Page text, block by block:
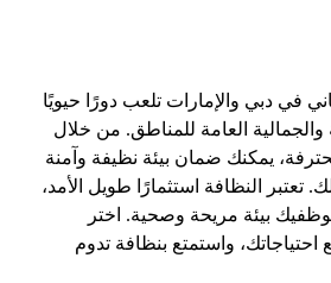
في دبي والإمارات تلعب دورًا حيويًا
العامة للمناطق. من خلال
يمكنك ضمان بيئة نظيفة وآمنة
النظافة استثمارًا طويل الأمد،
بيئة مريحة وصحية. اختر
واستمتع بنظافة تدوم